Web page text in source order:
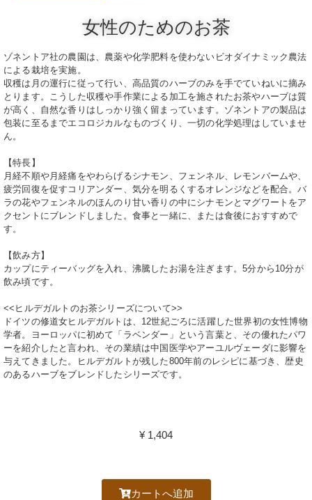
女性のためのお茶
ゾネントア社の農園は、農薬や化学肥料を使わないビオダイナミック農法
による栽培を実施。
収穫は月の運行に従って行い、高品質のハーブのみを手でていねいに摘み
とります。こうした収穫や手作業による 加工を施されたお茶やハーブは質
が高く、自然な香りはしっかり強く留まっています。 ゾネントアの製品は
包装に至るまでエコロジカルなものづくり、一切の化学処理はしていませ
ん。
【特長】
月経不順や月経痛をやわらげるシナモン、フェンネル、レモンバームや、
疲労回復を促すコリアンダー、気分を明るくするオレンジなどを配合。バ
ラの花やフェンネルのほんのり甘い香りの中にシナモンとマグワートをア
クセントにブレンドしました。 食事と一緒に、または食後におすすめで
す。
【飲み方】
カップにティーバッグを入れ、沸騰したお湯を注ぎます。5分から10分が
飲み頃です。
<<ヒルデガルトのお茶シリーズについて>>
ドイツの修道女ヒルデガルトは、12世紀ごろに活躍した世界初の女性博物
学者。
ヨーロッパに初めて「ラベンダー」という言葉と、その優れたパワ
ーを紹介したと言われ、その業績は中国医学やアーユルヴェーダに影響を
与えてきました。
ヒルデガルトが残した800年前のレシピに基づき、歴史
のあるハーブをブレンドしたシリーズです。
¥ 1,404
カートへ追加